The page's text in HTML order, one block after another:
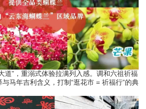
”，重溺式体验拉满列入感。调和六祖祈福
马年吉利含义，打制“逛花市 = 祈福行”的典